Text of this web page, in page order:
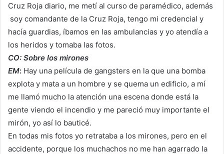
Cruz Roja diario, me metí al curso de paramédico, además
soy comandante de la Cruz Roja, tengo mi credencial y
hacía guardias, íbamos en las ambulancias y yo atendía a
los heridos y tomaba las fotos.
CO: Sobre los mirones
EM: Hay una película de gangsters en la que una bomba
explota y mata a un hombre y se quema un edificio, a mí
me llamó mucho la atención una escena donde está la
gente viendo el incendio y me pareció muy importante el
mirón, yo así lo bauticé.
En todas mis fotos yo retrataba a los mirones, pero en el
accidente, porque los muchachos no me han agarrado la